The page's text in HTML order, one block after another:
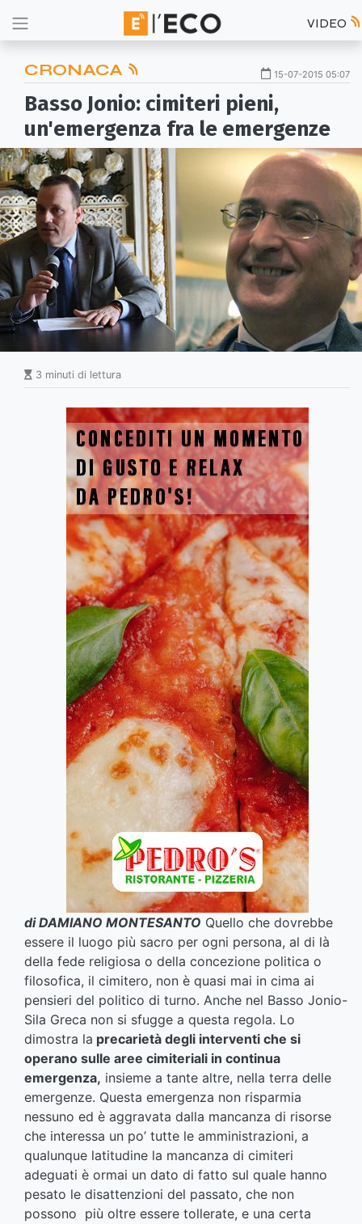
VIDEO
CRONACA 15-07-2015 05:07
Basso Jonio: cimiteri pieni,
un'emergenza fra le emergenze
3 minuti di lettura
di DAMIANO MONTESANTO Quello che dovrebbe
essere il luogo più sacro per ogni persona, al di là
della fede religiosa o della concezione politica o
filosofica, il cimitero, non è quasi mai in cima ai
pensieri del politico di turno. Anche nel Basso Jonio-
Sila Greca non si sfugge a questa regola. Lo
dimostra la precarietà degli interventi che si
operano sulle aree cimiteriali in continua
emergenza, insieme a tante altre, nella terra delle
emergenze. Questa emergenza non risparmia
nessuno ed è aggravata dalla mancanza di risorse
che interessa un po’ tutte le amministrazioni, a
qualunque latitudine la mancanza di cimiteri
adeguati è ormai un dato di fatto sul quale hanno
pesato le disattenzioni del passato, che non
possono più oltre essere tollerate, e una certa